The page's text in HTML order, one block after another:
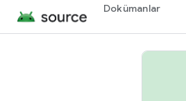
Dokümanlar